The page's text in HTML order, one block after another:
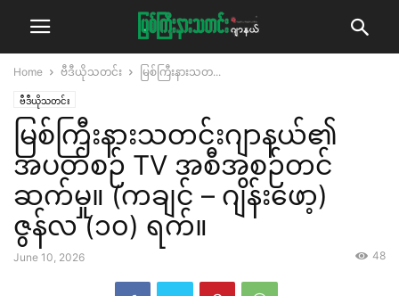
Home ဗီဒီယိုသတင်း မြစ်ကြီးနားသတ...
ဗီဒီယိုသတင်း
မြစ်ကြီးနားသတင်းဂျာနယ်၏
အပတ်စဉ် TV အစီအစဉ်တင်
ဆက်မှု။ (ကချင် – ဂျိန်းဖော့)
ဇွန်လ (၁၀) ရက်။
June 10, 2026 48